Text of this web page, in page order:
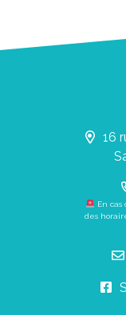
16
En
des